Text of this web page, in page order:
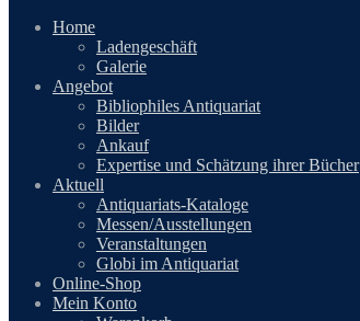
Home
Ladengeschäft
Galerie
Angebot
Bibliophiles Antiquariat
Bilder
Ankauf
Expertise und Schätzung ihrer Bücher
Aktuell
Antiquariats-Kataloge
Messen/Ausstellungen
Veranstaltungen
Globi im Antiquariat
Online-Shop
Mein Konto